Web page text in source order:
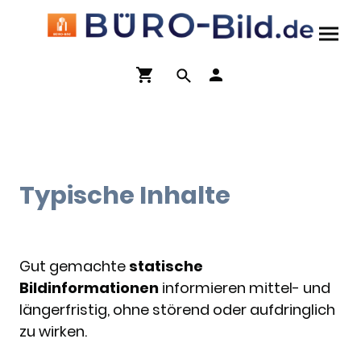
Typische Inhalte
Gut gemachte statische
Bildinformationen informieren mittel- und
längerfristig, ohne störend oder aufdringlich
zu wirken.